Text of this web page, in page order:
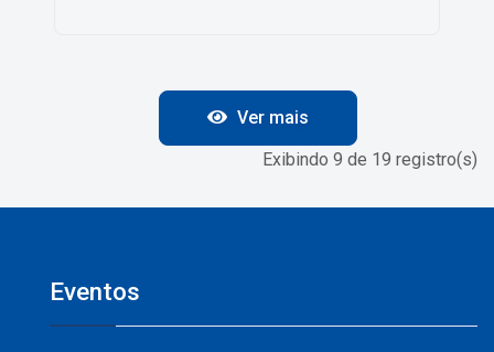
Ver mais
Exibindo 9 de 19 registro(s)
Eventos